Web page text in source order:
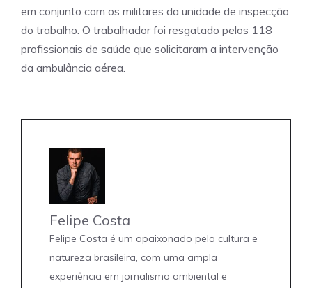
em conjunto com os militares da unidade de inspecção
do trabalho. O trabalhador foi resgatado pelos 118
profissionais de saúde que solicitaram a intervenção
da ambulância aérea.
Felipe Costa
Felipe Costa é um apaixonado pela cultura e
natureza brasileira, com uma ampla
experiência em jornalismo ambiental e